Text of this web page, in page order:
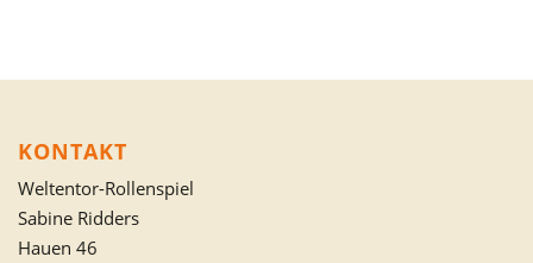
KONTAKT
Weltentor-Rollenspiel
Sabine Ridders
Hauen 46